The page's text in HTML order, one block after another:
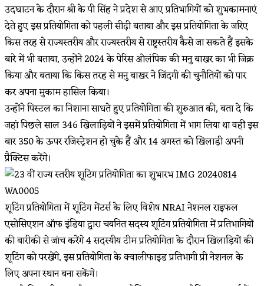
उदघाटन के दौरान श्री के पी सिंह ने प्रदेश से आए प्रतिभागियों को शुभकामनाएं
देते हुए इस प्रतियोगिता को पहली सीढ़ी बताया और इस प्रतियोगिता के जरिए
किस तरह से राज्यस्तरीय और राज्यस्तरीय से राष्ट्रस्तरीय कैसे जा सकते हैं इसके
बारे में भी बताया, उन्होंने 2024 के पेरिस ओलंपिक की मनु बाखर का भी जिक्र
किया और बताया कि किस तरह से मनु बाखर ने जिंदगी की चुनौतियों को पार
कर अपना मुकाम हासिल किया।
उन्होंने पिस्टल का निशाना साधते हुए प्रतियोगिता की शुरुआत की, बता दे कि
जहां पिछले साल 346 खिलाड़ियों ने इसमें प्रतियोगिता में भाग लिया था वहीं इस
बार 350 के ऊपर रजिस्ट्रेशन हो चुके हैं और 14 अगस्त को खिलाड़ी अपनी
प्रैक्टिस करेंगे।
शूटिंग प्रतियोगिता में शूटिंग मेंटर्स के लिए विशेष NRAI नेशनल राइफल
एसोसिएशन ऑफ इंडिया द्वारा चयनित सदस्य शूटिंग प्रतियोगिता में प्रतिभागियों
की बारीकी से जांच करेंगे 4 सदस्यीय टीम प्रतियोगिता के दौरान खिलाड़ियों की
शूटिंग को परखेंगे, इस प्रतियोगिता के क्वालीफाइड प्रतिभागी प्री नेशनल के
लिए अपना स्थान बना सकेंगे।